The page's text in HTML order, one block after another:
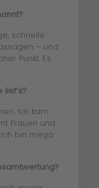
schnelle
– und
Punkt. Es
Ich kam
Frauen und
Ich bin mega